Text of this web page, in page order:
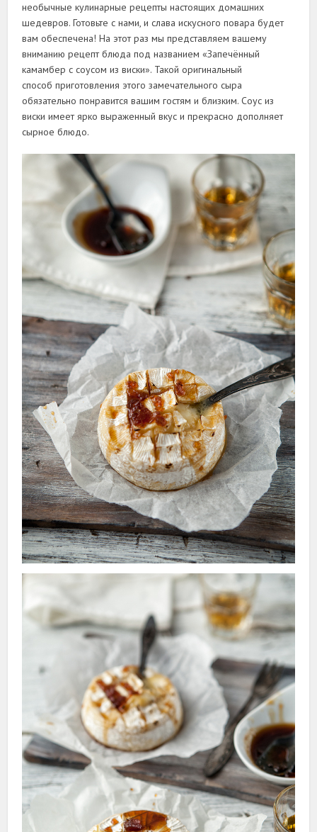
необычные кулинарные рецепты настоящих домашних
шедевров. Готовьте с нами, и слава искусного повара будет
вам обеспечена! На этот раз мы представляем вашему
вниманию рецепт блюда под названием «Запечённый
камамбер с соусом из виски». Такой оригинальный
способ приготовления этого замечательного сыра
обязательно понравится вашим гостям и близким. Соус из
виски имеет ярко выраженный вкус и прекрасно дополняет
сырное блюдо.